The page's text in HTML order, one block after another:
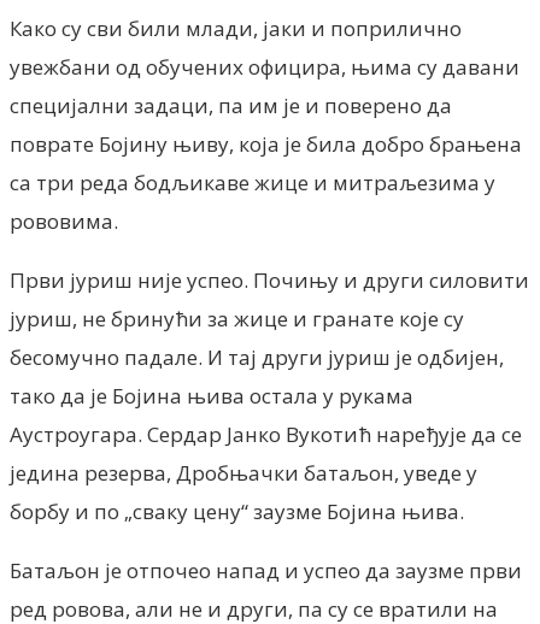
Како су сви били млади, јаки и поприлично
увежбани од обучених официра, њима су давани
специјални задаци, па им је и поверено да
поврате Бојину њиву, која је била добро брањена
са три реда бодљикаве жице и митраљезима у
рововима.
Први јуриш није успео. Почињу и други силовити
јуриш, не бринући за жице и гранате које су
бесомучно падале. И тај други јуриш је одбијен,
тако да је Бојина њива остала у рукама
Аустроугара. Сердар Јанко Вукотић наређује да се
једина резерва, Дробњачки батаљон, уведе у
борбу и по „сваку цену“ заузме Бојина њива.
Батаљон је отпочео напад и успео да заузме први
ред ровова, али не и други, па су се вратили на